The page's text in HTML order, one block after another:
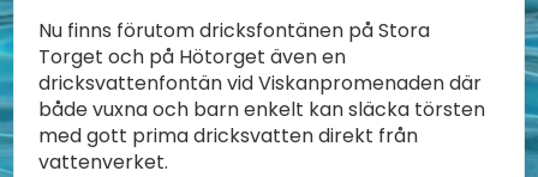
Nu finns förutom dricksfontänen på Stora
Torget och på Hötorget även en
dricksvattenfontän vid Viskanpromenaden där
både vuxna och barn enkelt kan släcka törsten
med gott prima dricksvatten direkt från
vattenverket.